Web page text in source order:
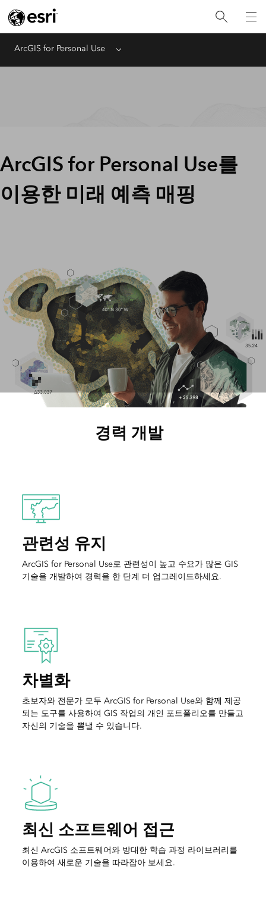
ArcGIS for Personal Use Menu
ArcGIS for Personal Use를
이용한 미래 예측 매핑
경력 개발
관련성 유지
ArcGIS for Personal Use로 관련성이 높고 수요가 많은 GIS
기술을 개발하여 경력을 한 단계 더 업그레이드하세요.
차별화
초보자와 전문가 모두 ArcGIS for Personal Use와 함께 제공
되는 도구를 사용하여 GIS 작업의 개인 포트폴리오를 만들고
자신의 기술을 뽐낼 수 있습니다.
최신 소프트웨어 접근
최신 ArcGIS 소프트웨어와 방대한 학습 과정 라이브러리를
이용하여 새로운 기술을 따라잡아 보세요.